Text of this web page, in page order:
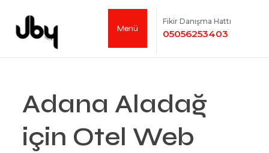
Menü
Fikir Danışma Hattı
05056253403
Adana Aladağ
için Otel Web